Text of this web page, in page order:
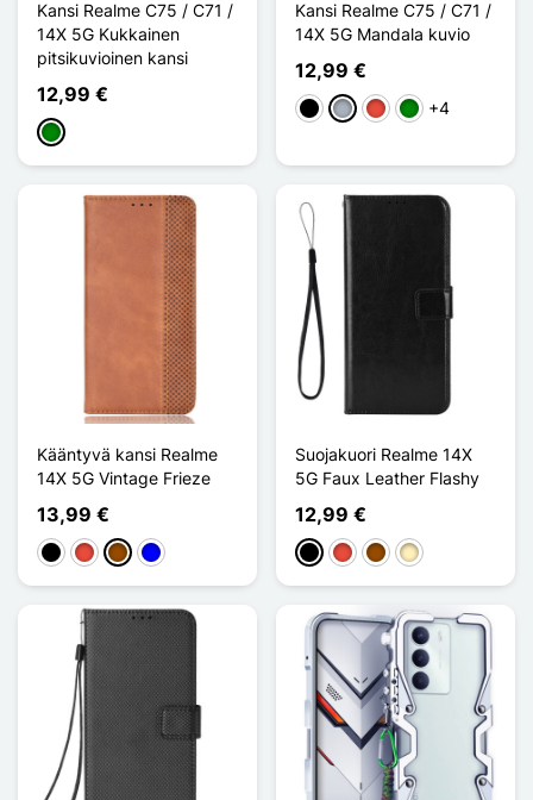
Kansi Realme C75 / C71 /
14X 5G Kukkainen
pitsikuvioinen kansi
12,99 €
Vihreä
Kansi Realme C75 / C71 /
14X 5G Mandala kuvio
12,99 €
MustaHarmaaPunainen
Vihreä
+4
Kääntyvä kansi Realme
14X 5G Vintage Frieze
13,99 €
MustaPunainen
RuskeaSininen
Suojakuori Realme 14X
5G Faux Leather Flashy
12,99 €
MustaPunainen
Ruskea
Doré